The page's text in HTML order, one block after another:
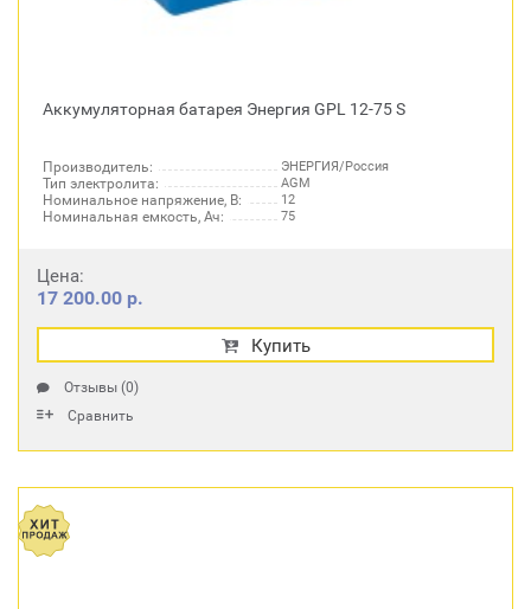
Аккумуляторная батарея Энергия GPL 12-75 S
Производитель: ЭНЕРГИЯ/Россия
Тип электролита: AGM
Номинальное напряжение, В: 12
Номинальная емкость, Ач: 75
Цена:
17 200.00 р.
Купить
Отзывы (0)
Сравнить